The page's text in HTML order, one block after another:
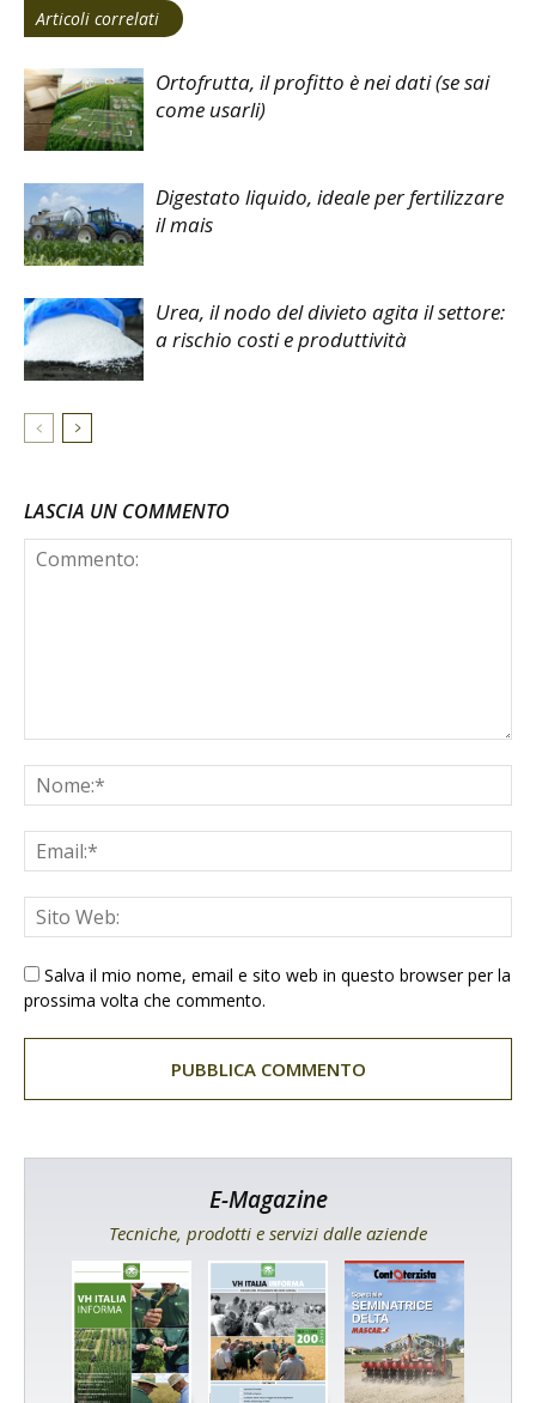
Articoli correlati
Ortofrutta, il profitto è nei dati (se sai
come usarli)
Digestato liquido, ideale per fertilizzare
il mais
Urea, il nodo del divieto agita il settore:
a rischio costi e produttività
LASCIA UN COMMENTO
Salva il mio nome, email e sito web in questo browser per la
prossima volta che commento.
E-Magazine
Tecniche, prodotti e servizi dalle aziende